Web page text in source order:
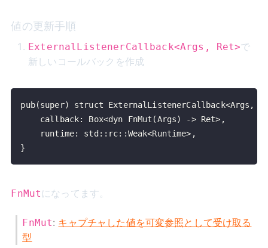
値の更新手順
ExternalListenerCallback<Args, Ret>で
新しいコールバックを作成
}
FnMut になってます。
FnMut: キャプチャした値を可変参照として受け取る
型